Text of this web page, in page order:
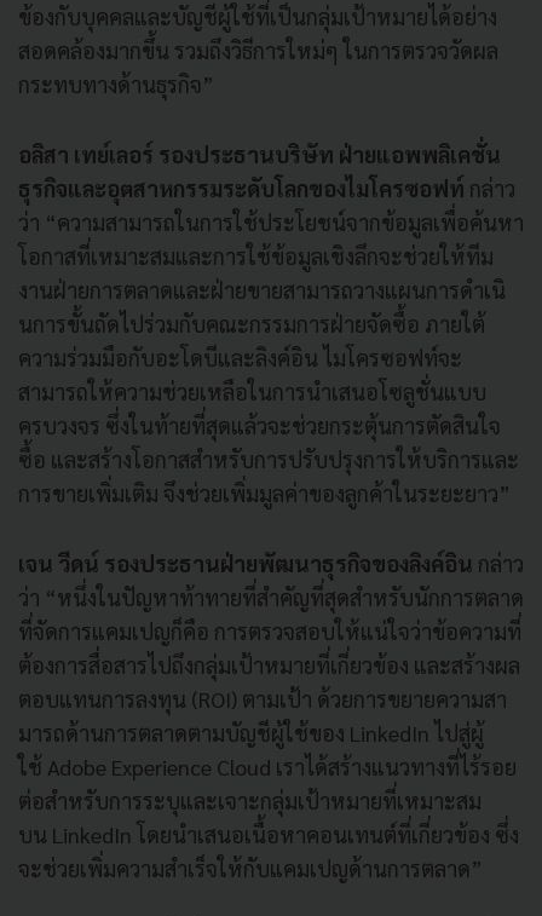
ข้องกับบุคคลและบัญชีผู้ใช้ที่เป็นกลุ่มเป้าหมายได้อย่าง
สอดคล้องมากขึ้น รวมถึงวิธีการใหม่ๆ ในการตรวจวัดผล
กระทบทางด้านธุรกิจ”
อลิสา เทย์เลอร์ รองประธานบริษัท ฝ่ายแอพพลิเคชั่น
ธุรกิจและอุตสาหกรรมระดับโลกของไมโครซอฟท์ กล่าว
ว่า “ความสามารถในการใช้ประโยชน์จากข้อมูลเพื่อค้นหา
โอกาสที่เหมาะสมและการใช้ข้อมูลเชิงลึกจะช่วยให้ทีม
งานฝ่ายการตลาดและฝ่ายขายสามารถวางแผนการดำเนิ
นการขั้นถัดไปร่วมกับคณะกรรมการฝ่ายจัดซื้อ ภายใต้
ความร่วมมือกับอะโดบีและลิงค์อิน ไมโครซอฟท์จะ
สามารถให้ความช่วยเหลือในการนำเสนอโซลูชั่นแบบ
ครบวงจร ซึ่งในท้ายที่สุดแล้วจะช่วยกระตุ้นการตัดสินใจ
ซื้อ และสร้างโอกาสสำหรับการปรับปรุงการให้บริการและ
การขายเพิ่มเติม จึงช่วยเพิ่มมูลค่าของลูกค้าในระยะยาว”
เจน วีดน์ รองประธานฝ่ายพัฒนาธุรกิจของลิงค์อิน กล่าว
ว่า “หนึ่งในปัญหาท้าทายที่สำคัญที่สุดสำหรับนักการตลาด
ที่จัดการแคมเปญก็คือ การตรวจสอบให้แน่ใจว่าข้อความที่
ต้องการสื่อสารไปถึงกลุ่มเป้าหมายที่เกี่ยวข้อง และสร้างผล
ตอบแทนการลงทุน (ROI) ตามเป้า ด้วยการขยายความสา
มารถด้านการตลาดตามบัญชีผู้ใช้ของ LinkedIn ไปสู่ผู้
ใช้ Adobe Experience Cloud เราได้สร้างแนวทางที่ไร้รอย
ต่อสำหรับการระบุและเจาะกลุ่มเป้าหมายที่เหมาะสม
บน LinkedIn โดยนำเสนอเนื้อหาคอนเทนต์ที่เกี่ยวข้อง ซึ่ง
จะช่วยเพิ่มความสำเร็จให้กับแคมเปญด้านการตลาด”